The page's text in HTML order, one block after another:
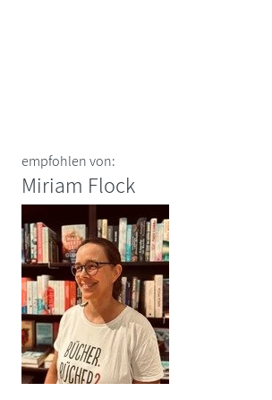
empfohlen von:
Miriam Flock